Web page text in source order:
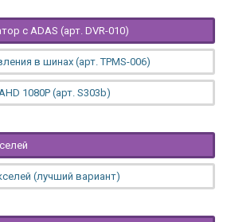
с ADAS (арт. DVR-010)
в шинах (арт. TPMS-006)
1080P (арт. S303b)
(лучший вариант)